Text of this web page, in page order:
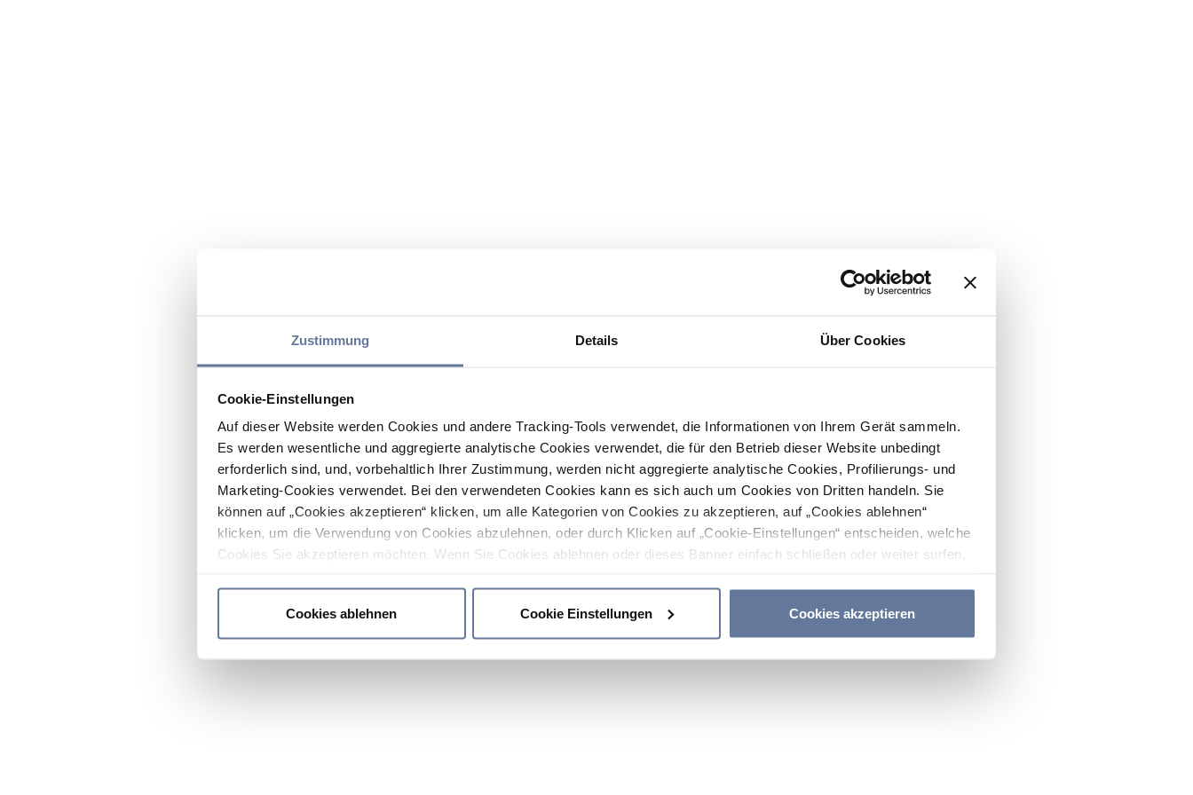
Zustimmung Details Über Cookies
Cookie-Einstellungen
Auf dieser Website werden Cookies und andere Tracking-Tools verwendet, die Informationen von Ihrem Gerät sammeln.
Es werden wesentliche und aggregierte analytische Cookies verwendet, die für den Betrieb dieser Website unbedingt
erforderlich sind, und, vorbehaltlich Ihrer Zustimmung, werden nicht aggregierte analytische Cookies, Profilierungs- und
Marketing-Cookies verwendet. Bei den verwendeten Cookies kann es sich auch um Cookies von Dritten handeln. Sie
können auf „Cookies akzeptieren“ klicken, um alle Kategorien von Cookies zu akzeptieren, auf „Cookies ablehnen“
klicken, um die Verwendung von Cookies abzulehnen, oder durch Klicken auf „Cookie-Einstellungen“ entscheiden, welche
Cookies Sie akzeptieren möchten. Wenn Sie Cookies ablehnen oder dieses Banner einfach schließen oder weiter surfen,
Cookies ablehnen
Cookie Einstellungen Cookies akzeptieren